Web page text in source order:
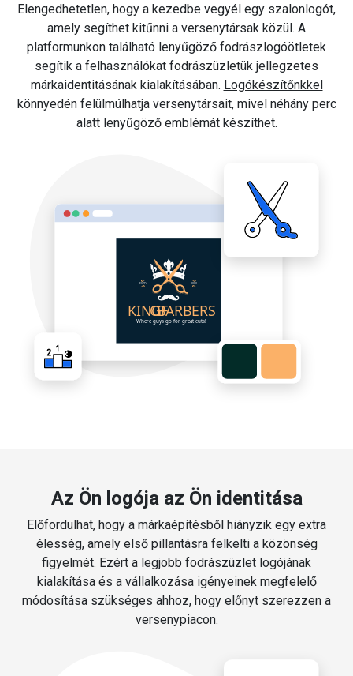
Elengedhetetlen, hogy a kezedbe vegyél egy szalonlogót,
amely segíthet kitűnni a versenytársak közül. A
platformunkon található lenyűgöző fodrászlogóötletek
segítik a felhasználókat fodrászüzletük jellegzetes
márkaidentitásának kialakításában. Logókészítőnkkel
könnyedén felülmúlhatja versenytársait, mivel néhány perc
alatt lenyűgöző emblémát készíthet.
Az Ön logója az Ön identitása
Előfordulhat, hogy a márkaépítésből hiányzik egy extra
élesség, amely első pillantásra felkelti a közönség
figyelmét. Ezért a legjobb fodrászüzlet logójának
kialakítása és a vállalkozása igényeinek megfelelő
módosítása szükséges ahhoz, hogy előnyt szerezzen a
versenypiacon.